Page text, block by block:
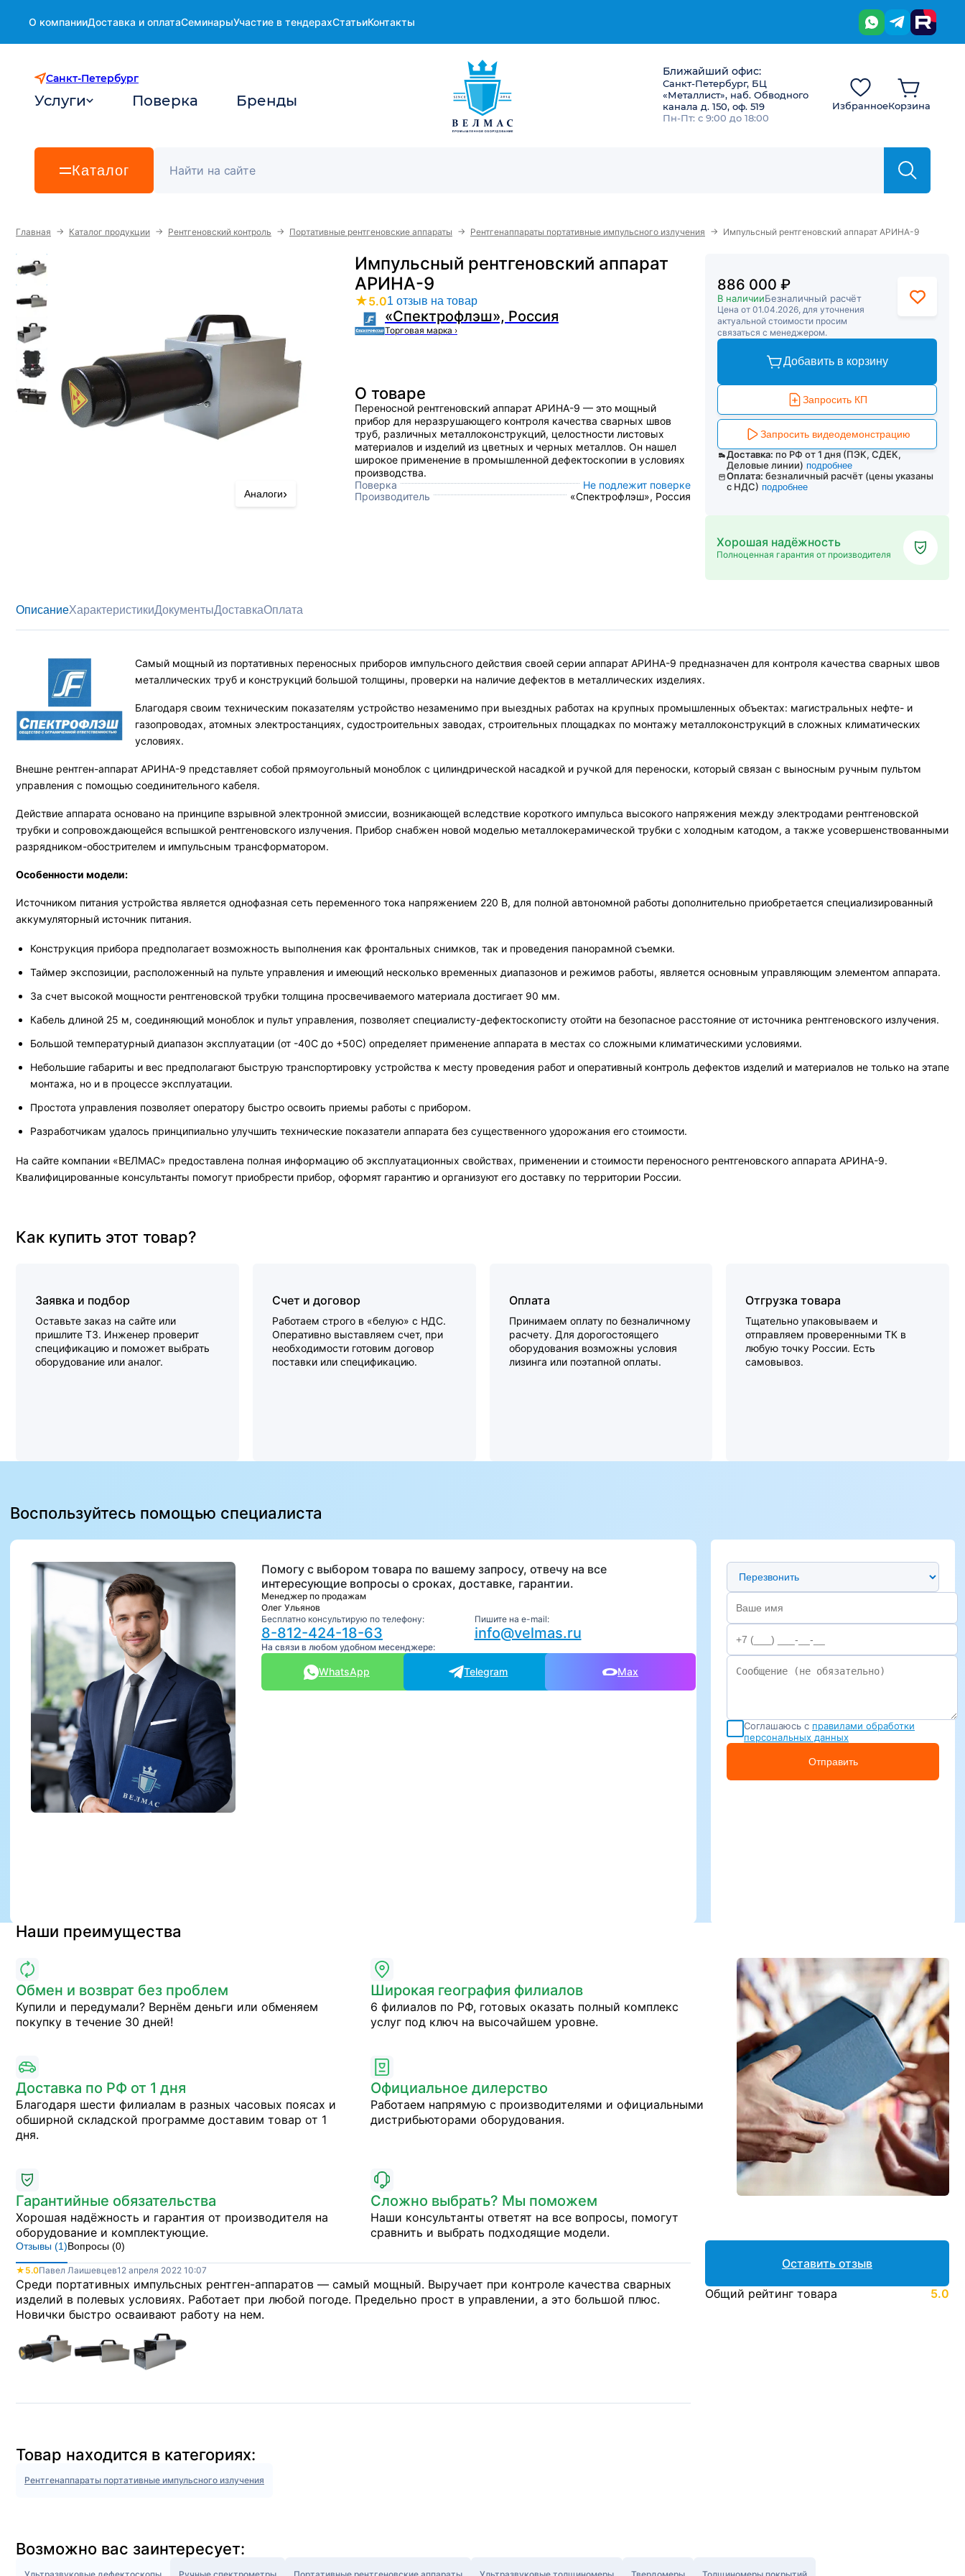
О компанииДоставка и оплатаСеминарыУчастие в тендерахСтатьиКонтакты
Санкт-Петербург
Услуги Поверка Бренды
Ближайший офис:
Санкт-Петербург, БЦ
«Металлист», наб. Обводного
канала д. 150, оф. 519
Пн-Пт: с 9:00 до 18:00
ИзбранноеКорзина
Каталог
Главная → Каталог продукции → Рентгеновский контроль → Портативные рентгеновские аппараты → Рентгенаппараты портативные импульсного излучения → Импульсный рентгеновский аппарат АРИНА-9
Импульсный рентгеновский аппарат
АРИНА-9
★5.01 отзыв на товар
«Спектрофлэш», Россия
Торговая марка ›
Аналоги›
О товаре
Переносной рентгеновский аппарат АРИНА-9 — это мощный
прибор для неразрушающего контроля качества сварных швов
труб, различных металлоконструкций, целостности листовых
материалов и изделий из цветных и черных металлов. Он нашел
широкое применение в промышленной дефектоскопии в условиях
производства.
Поверка
Не подлежит поверке
Производитель
«Спектрофлэш», Россия
886 000 ₽
В наличииБезналичный расчёт
Цена от 01.04.2026, для уточнения
актуальной стоимости просим
связаться с менеджером.
Добавить в корзину
Запросить КП
Запросить видеодемонстрацию
Доставка: по РФ от 1 дня (ПЭК, СДЕК,
Деловые линии) подробнее
Оплата: безналичный расчёт (цены указаны
с НДС) подробнее
Хорошая надёжность
Полноценная гарантия от производителя
ОписаниеХарактеристикиДокументыДоставкаОплата
Самый мощный из портативных переносных приборов импульсного действия своей серии аппарат АРИНА-9 предназначен для контроля качества сварных швов
металлических труб и конструкций большой толщины, проверки на наличие дефектов в металлических изделиях.
Благодаря своим техническим показателям устройство незаменимо при выездных работах на крупных промышленных объектах: магистральных нефте- и
газопроводах, атомных электростанциях, судостроительных заводах, строительных площадках по монтажу металлоконструкций в сложных климатических
условиях.
Внешне рентген-аппарат АРИНА-9 представляет собой прямоугольный моноблок с цилиндрической насадкой и ручкой для переноски, который связан с выносным ручным пультом
управления с помощью соединительного кабеля.
Действие аппарата основано на принципе взрывной электронной эмиссии, возникающей вследствие короткого импульса высокого напряжения между электродами рентгеновской
трубки и сопровождающейся вспышкой рентгеновского излучения. Прибор снабжен новой моделью металлокерамической трубки с холодным катодом, а также усовершенствованными
разрядником-обострителем и импульсным трансформатором.
Особенности модели:
Источником питания устройства является однофазная сеть переменного тока напряжением 220 В, для полной автономной работы дополнительно приобретается специализированный
аккумуляторный источник питания.
Конструкция прибора предполагает возможность выполнения как фронтальных снимков, так и проведения панорамной съемки.
Таймер экспозиции, расположенный на пульте управления и имеющий несколько временных диапазонов и режимов работы, является основным управляющим элементом аппарата.
За счет высокой мощности рентгеновской трубки толщина просвечиваемого материала достигает 90 мм.
Кабель длиной 25 м, соединяющий моноблок и пульт управления, позволяет специалисту-дефектоскописту отойти на безопасное расстояние от источника рентгеновского излучения.
Большой температурный диапазон эксплуатации (от -40С до +50С) определяет применение аппарата в местах со сложными климатическими условиями.
Небольшие габариты и вес предполагают быструю транспортировку устройства к месту проведения работ и оперативный контроль дефектов изделий и материалов не только на этапе
монтажа, но и в процессе эксплуатации.
Простота управления позволяет оператору быстро освоить приемы работы с прибором.
Разработчикам удалось принципиально улучшить технические показатели аппарата без существенного удорожания его стоимости.
На сайте компании «ВЕЛМАС» предоставлена полная информацию об эксплуатационных свойствах, применении и стоимости переносного рентгеновского аппарата АРИНА-9.
Квалифицированные консультанты помогут приобрести прибор, оформят гарантию и организуют его доставку по территории России.
Как купить этот товар?
Заявка и подбор
Оставьте заказ на сайте или
пришлите ТЗ. Инженер проверит
спецификацию и поможет выбрать
оборудование или аналог.
Счет и договор
Работаем строго в «белую» с НДС.
Оперативно выставляем счет, при
необходимости готовим договор
поставки или спецификацию.
Оплата
Принимаем оплату по безналичному
расчету. Для дорогостоящего
оборудования возможны условия
лизинга или поэтапной оплаты.
Отгрузка товара
Тщательно упаковываем и
отправляем проверенными ТК в
любую точку России. Есть
самовывоз.
Воспользуйтесь помощью специалиста
Помогу с выбором товара по вашему запросу, отвечу на все
интересующие вопросы о сроках, доставке, гарантии.
Менеджер по продажам
Олег Ульянов
Бесплатно консультирую по телефону:
8-812-424-18-63
Пишите на e-mail:
info@velmas.ru
На связи в любом удобном месенджере:
WhatsApp Telegram Max
Предпочтительный способ связи
Соглашаюсь с правилами обработки
персональных данных
Отправить
Наши преимущества
Обмен и возврат без проблем
Купили и передумали? Вернём деньги или обменяем
покупку в течение 30 дней!
Широкая география филиалов
6 филиалов по РФ, готовых оказать полный комплекс
услуг под ключ на высочайшем уровне.
Доставка по РФ от 1 дня
Благодаря шести филиалам в разных часовых поясах и
обширной складской программе доставим товар от 1
дня.
Официальное дилерство
Работаем напрямую с производителями и официальными
дистрибьюторами оборудования.
Гарантийные обязательства
Хорошая надёжность и гарантия от производителя на
оборудование и комплектующие.
Сложно выбрать? Мы поможем
Наши консультанты ответят на все вопросы, помогут
сравнить и выбрать подходящие модели.
Отзывы (1)Вопросы (0)
★ 5.0Павел Лаишевцев12 апреля 2022 10:07
Среди портативных импульсных рентген-аппаратов — самый мощный. Выручает при контроле качества сварных
изделий в полевых условиях. Работает при любой погоде. Предельно прост в управлении, а это большой плюс.
Новички быстро осваивают работу на нем.
Оставить отзыв
Общий рейтинг товара 5.0
Товар находится в категориях:
Рентгенаппараты портативные импульсного излучения
Возможно вас заинтересует: